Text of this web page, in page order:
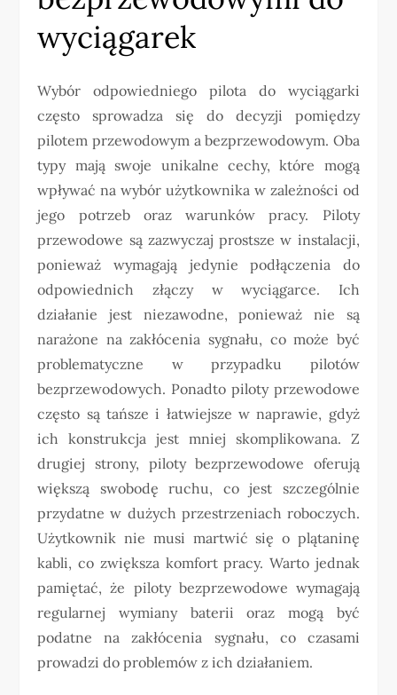
wyciągarek
Wybór odpowiedniego pilota do wyciągarki
często sprowadza się do decyzji pomiędzy
pilotem przewodowym a bezprzewodowym. Oba
typy mają swoje unikalne cechy, które mogą
wpływać na wybór użytkownika w zależności od
jego potrzeb oraz warunków pracy. Piloty
przewodowe są zazwyczaj prostsze w instalacji,
ponieważ wymagają jedynie podłączenia do
odpowiednich złączy w wyciągarce. Ich
działanie jest niezawodne, ponieważ nie są
narażone na zakłócenia sygnału, co może być
problematyczne w przypadku pilotów
bezprzewodowych. Ponadto piloty przewodowe
często są tańsze i łatwiejsze w naprawie, gdyż
ich konstrukcja jest mniej skomplikowana. Z
drugiej strony, piloty bezprzewodowe oferują
większą swobodę ruchu, co jest szczególnie
przydatne w dużych przestrzeniach roboczych.
Użytkownik nie musi martwić się o plątaninę
kabli, co zwiększa komfort pracy. Warto jednak
pamiętać, że piloty bezprzewodowe wymagają
regularnej wymiany baterii oraz mogą być
podatne na zakłócenia sygnału, co czasami
prowadzi do problemów z ich działaniem.